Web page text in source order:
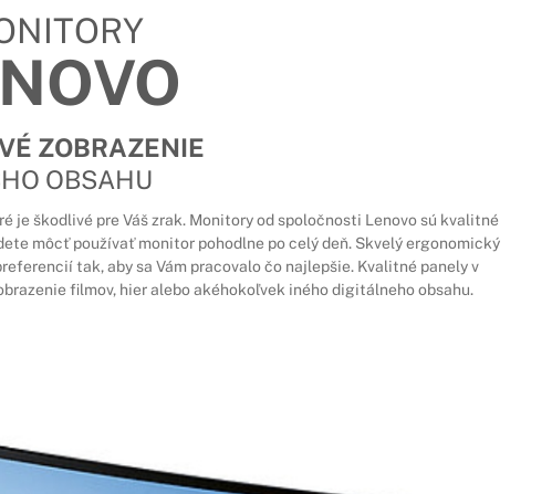
ZOBRAZENIE
OBSAHU
je škodlivé pre Váš zrak. Monitory od spoločnosti Lenovo sú kvalitné
môcť používať monitor pohodlne po celý deň. Skvelý ergonomický
tak, aby sa Vám pracovalo čo najlepšie. Kvalitné panely v
filmov, hier alebo akéhokoľvek iného digitálneho obsahu.